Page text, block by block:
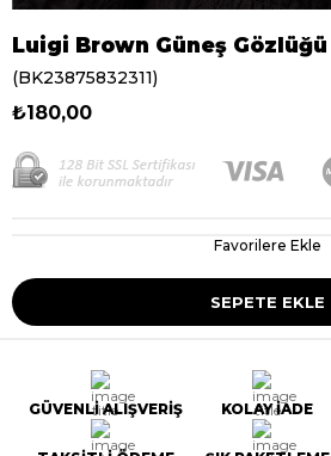
Luigi Brown Güneş Gözlüğü
(BK23875832311)
₺180,00
Favorilere Ekle
GÜVENLİ ALIŞVERİŞ KOLAY İADE